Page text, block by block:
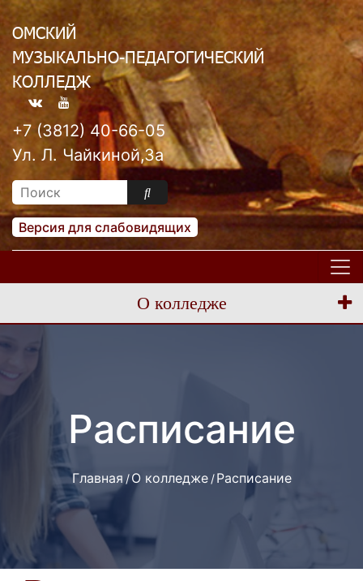
ОМСКИЙ
МУЗЫКАЛЬНО-ПЕДАГОГИЧЕСКИЙ
КОЛЛЕДЖ
+7 (3812) 40-66-05
Ул. Л. Чайкиной,3а
Версия для слабовидящих
О колледже
Расписание
Главная О колледже Расписание